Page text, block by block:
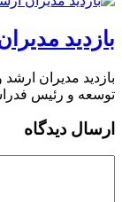
بازدید
بازدید مدیران
توسعه و رئیس
ارسال دیدگاه